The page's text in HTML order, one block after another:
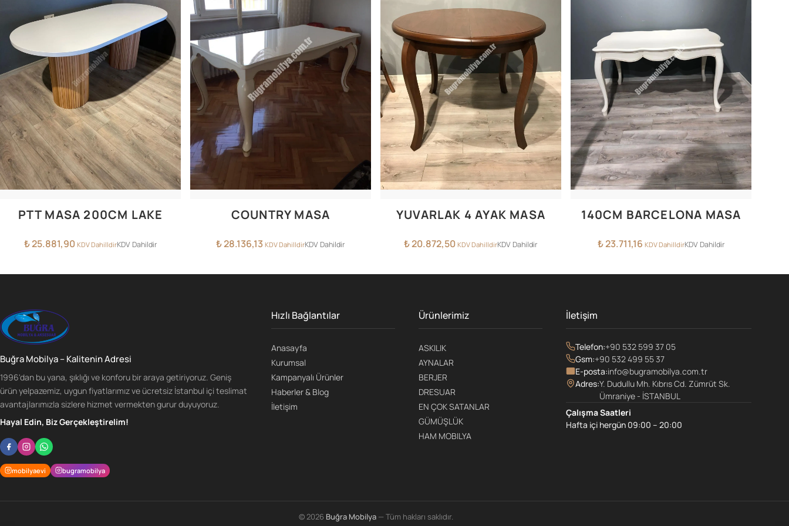
PTT MASA 200CM LAKE
₺25.881,90 KDV DahilldirKDV Dahildir
COUNTRY MASA
₺28.136,13 KDV DahilldirKDV Dahildir
YUVARLAK 4 AYAK MASA
₺20.872,50 KDV DahilldirKDV Dahildir
140CM BARCELONA MASA
₺23.711,16 KDV DahilldirKDV Dahildir
Buğra Mobilya – Kalitenin Adresi
1996'dan bu yana, şıklığı ve konforu bir araya getiriyoruz. Geniş
ürün yelpazemiz, uygun fiyatlarımız ve ücretsiz İstanbul içi teslimat
avantajlarımızla sizlere hizmet vermekten gurur duyuyoruz.
Hayal Edin, Biz Gerçekleştirelim!
mobilyaevi bugramobilya
Hızlı Bağlantılar
Anasayfa
Kurumsal
Kampanyalı Ürünler
Haberler & Blog
İletişim
Ürünlerimiz
ASKILIK
AYNALAR
BERJER
DRESUAR
EN ÇOK SATANLAR
GÜMÜŞLÜK
HAM MOBILYA
İletişim
Telefon:+90 532 599 37 05
Gsm:+90 532 499 55 37
E-posta:info@bugramobilya.com.tr
Adres:Y. Dudullu Mh. Kıbrıs Cd. Zümrüt Sk.
Ümraniye - İSTANBUL
Çalışma Saatleri
Hafta içi hergün 09:00 – 20:00
© 2026 Buğra Mobilya— Tüm hakları saklıdır.